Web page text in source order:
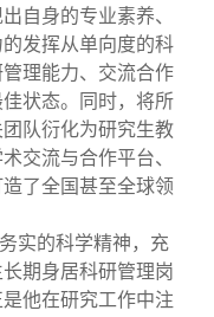
自身的专业素养、
发挥从单向度的科
理能力、交流合作
状态。同时，将所
队衍化为研究生教
交流与合作平台、
了全国甚至全球领
实的科学精神，充
期身居科研管理岗
他在研究工作中注